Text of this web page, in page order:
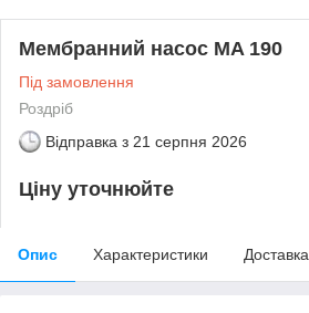
Мембранний насос MA 190
Під замовлення
Роздріб
Відправка з 21 серпня 2026
Ціну уточнюйте
Опис Характеристики Доставка